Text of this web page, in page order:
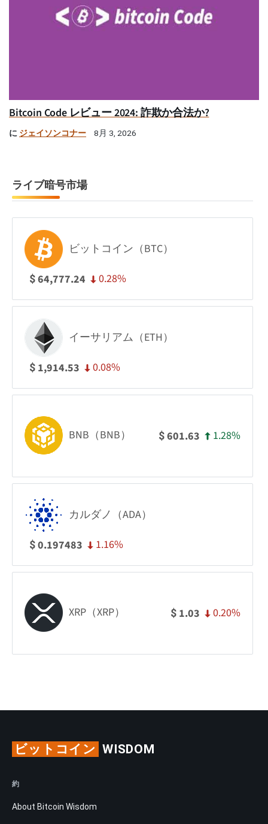
Bitcoin Code レビュー 2024: 詐欺か合法か?
に ジェイソンコナー 8月 3, 2026
ライブ暗号市場
ビットコイン（BTC）
$64,777.24 0.28%
イーサリアム（ETH）
$ 1,914.53 0.08%
BNB（BNB） $601.63 1.28%
カルダノ（ADA）
$0.197483 1.16%
XRP（XRP） $ 1.03 0.20%
ビットコイン WISDOM
約
About Bitcoin Wisdom